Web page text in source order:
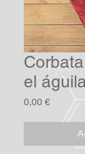
el
0,00 €Precio